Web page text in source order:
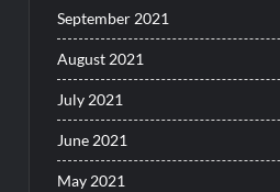
September 2021
August 2021
July 2021
June 2021
May 2021